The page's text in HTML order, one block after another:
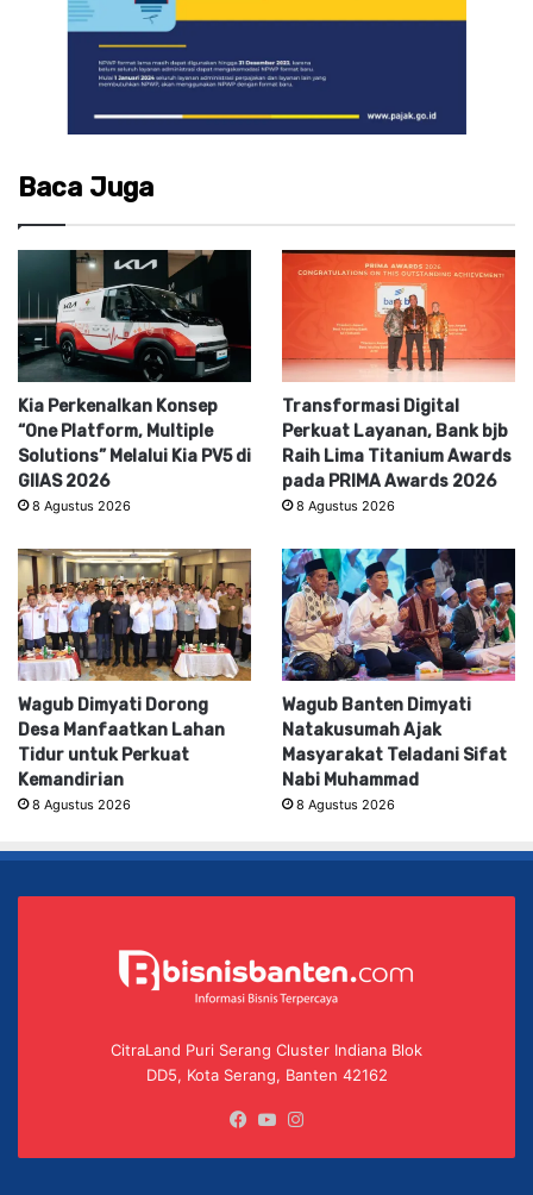
Baca Juga
Kia Perkenalkan Konsep
“One Platform, Multiple
Solutions” Melalui Kia PV5 di
GIIAS 2026
8 Agustus 2026
Transformasi Digital
Perkuat Layanan, Bank bjb
Raih Lima Titanium Awards
pada PRIMA Awards 2026
8 Agustus 2026
Wagub Dimyati Dorong
Desa Manfaatkan Lahan
Tidur untuk Perkuat
Kemandirian
8 Agustus 2026
Wagub Banten Dimyati
Natakusumah Ajak
Masyarakat Teladani Sifat
Nabi Muhammad
8 Agustus 2026
CitraLand Puri Serang Cluster Indiana Blok
DD5, Kota Serang, Banten 42162
Facebook
YouTube